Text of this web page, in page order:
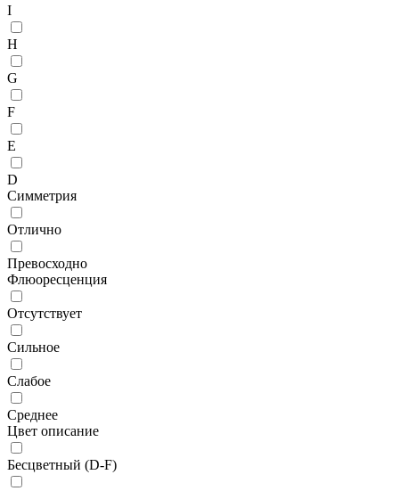
I
H
G
F
E
D
Симметрия
Отлично
Превосходно
Флюоресценция
Отсутствует
Сильное
Слабое
Среднее
Цвет описание
Бесцветный (D-F)